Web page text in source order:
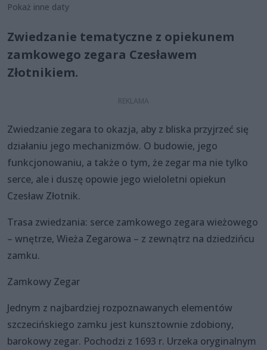
Pokaż inne daty
Zwiedzanie tematyczne z opiekunem
zamkowego zegara Czesławem
Złotnikiem.
Zwiedzanie zegara to okazja, aby z bliska przyjrzeć się
działaniu jego mechanizmów. O budowie, jego
funkcjonowaniu, a także o tym, że zegar ma nie tylko
serce, ale i duszę opowie jego wieloletni opiekun
Czesław Złotnik.
Trasa zwiedzania: serce zamkowego zegara wieżowego
– wnętrze, Wieża Zegarowa – z zewnątrz na dziedzińcu
zamku.
Zamkowy Zegar
Jednym z najbardziej rozpoznawanych elementów
szczecińskiego zamku jest kunsztownie zdobiony,
barokowy zegar. Pochodzi z 1693 r. Urzeka oryginalnym